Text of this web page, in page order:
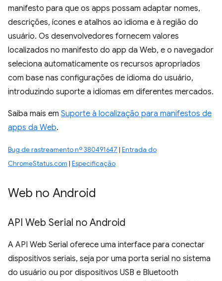
manifesto para que os apps possam adaptar nomes,
descrições, ícones e atalhos ao idioma e à região do
usuário. Os desenvolvedores fornecem valores
localizados no manifesto do app da Web, e o navegador
seleciona automaticamente os recursos apropriados
com base nas configurações de idioma do usuário,
introduzindo suporte a idiomas em diferentes mercados.
Saiba mais em Suporte à localização para manifestos de
apps da Web.
Bug de rastreamento nº 380491647 | Entrada do
ChromeStatus.com | Especificação
Web no Android
API Web Serial no Android
A API Web Serial oferece uma interface para conectar
dispositivos seriais, seja por uma porta serial no sistema
do usuário ou por dispositivos USB e Bluetooth